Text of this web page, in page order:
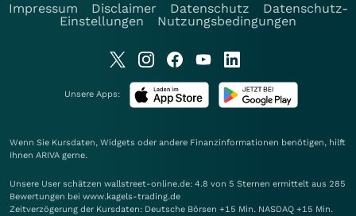
Impressum
Disclaimer Datenschutz
Datenschutz-
Einstellungen
Nutzungsbedingungen
Unsere Apps:
Wenn Sie Kursdaten, Widgets oder andere Finanzinformationen benötigen, hilft
Ihnen ARIVA gerne.
Unsere User schätzen wallstreet-online.de: 4.8 von 5 Sternen ermittelt aus 285
Bewertungen bei www.kagels-trading.de
Zeitverzögerung der Kursdaten: Deutsche Börsen +15 Min. NASDAQ +15 Min.